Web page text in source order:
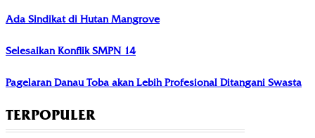
Ada Sindikat di Hutan Mangrove
Selesaikan Konflik SMPN 14
Pagelaran Danau Toba akan Lebih Profesional Ditangani Swasta
TERPOPULER